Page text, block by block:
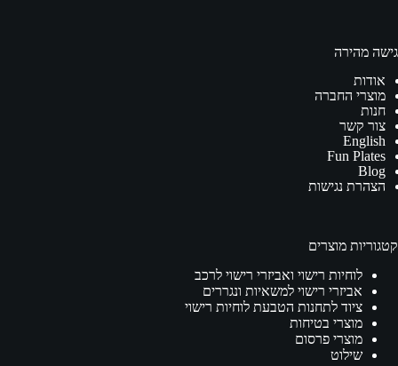
גישה מהירה
אודות
מוצרי החברה
חנות
צור קשר
English
Fun Plates
Blog
הצהרת נגישות
קטגוריות מוצרים
לוחיות רישוי ואביזרי רישוי לרכב
אביזרי רישוי למשאיות ונגררים
ציוד לתחנות הטבעת לוחיות רישוי
מוצרי בטיחות
מוצרי פרסום
שילוט